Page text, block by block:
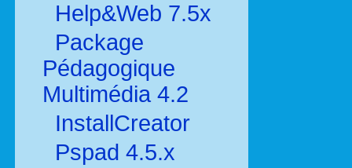
Help&Web 7.5x
Package
Pédagogique
Multimédia 4.2
InstallCreator
Pspad 4.5.x